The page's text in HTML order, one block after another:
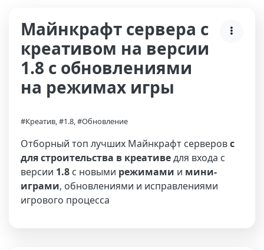
Майнкрафт сервера с
креативом на версии
1.8 с обновлениями
на режимах игры
#Креатив, #1.8, #Обновление
Отборный топ лучших Майнкрафт серверовс
для строительства в креативедля входа с
версии 1.8 с новыми режимами и мини-
играми, обновлениями и исправлениями
игрового процесса